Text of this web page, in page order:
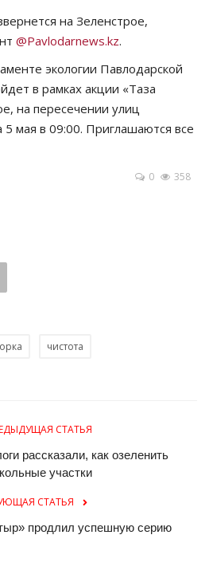
на Зеленстрое,
@Pavlodarnews.kz.
экологии Павлодарской
в рамках акции «Таза
на пересечении улиц
мая в 09:00. Приглашаются все
0 358
чистота
СТАТЬЯ
рассказали, как озеленить
участки
СТАТЬЯ
продлил успешную серию